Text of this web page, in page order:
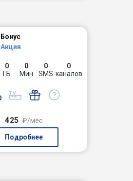
Бонус
Акция
0
ГБ
0
Мин
0
SMS
0
каналов
425 ₽/мес
Подробнее